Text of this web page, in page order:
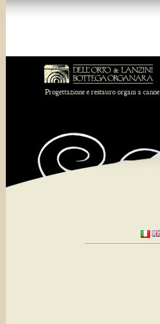
Progettazione e restauro organi a canne